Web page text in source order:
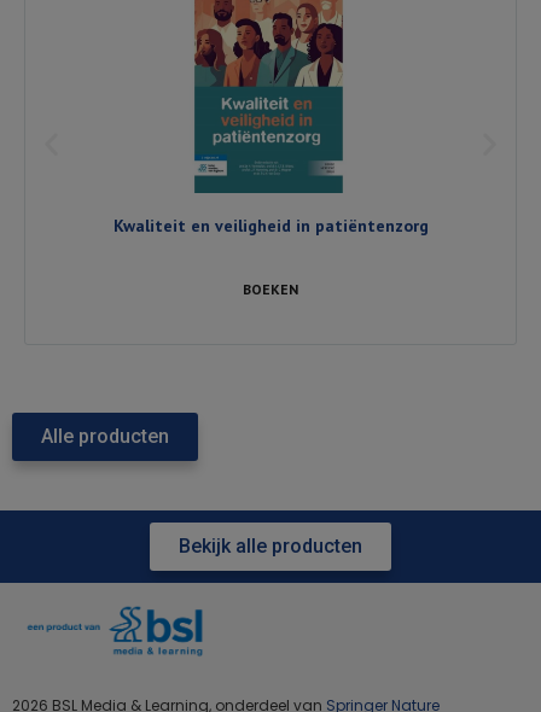
Kwaliteit en veiligheid in patiëntenzorg
BOEKEN
Alle producten
Bekijk alle producten
2026 BSL Media & Learning, onderdeel van Springer Nature